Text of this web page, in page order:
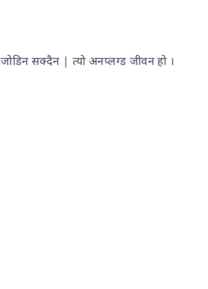
सक्दैन | त्यो अनप्लग्ड जीवन हो ।